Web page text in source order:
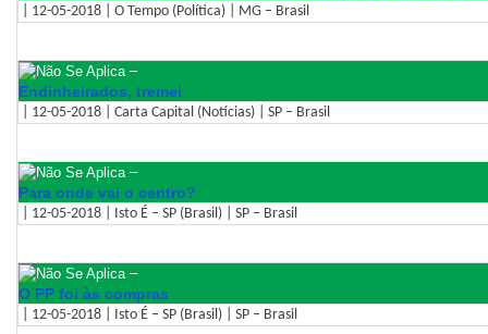
| 12-05-2018 | O Tempo (Política) | MG – Brasil
–
Endinheirados, tremei
| 12-05-2018 | Carta Capital (Notícias) | SP – Brasil
–
Para onde vai o centro?
| 12-05-2018 | Isto É – SP (Brasil) | SP – Brasil
–
O PP foi às compras
| 12-05-2018 | Isto É – SP (Brasil) | SP – Brasil